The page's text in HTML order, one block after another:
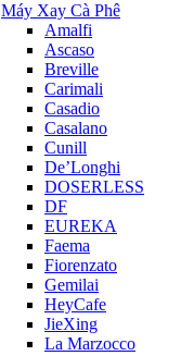
Máy Xay Cà Phê
Amalfi
Ascaso
Breville
Carimali
Casadio
Casalano
Cunill
De’Longhi
DOSERLESS
DF
EUREKA
Faema
Fiorenzato
Gemilai
HeyCafe
JieXing
La Marzocco